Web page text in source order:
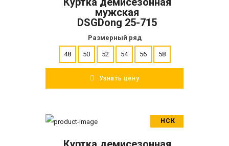
мужская
DSGDong 25-715
Размерный ряд
48 50 52 54 56 58
Узнать цену
НСК
ПОДРОБНЕЕ